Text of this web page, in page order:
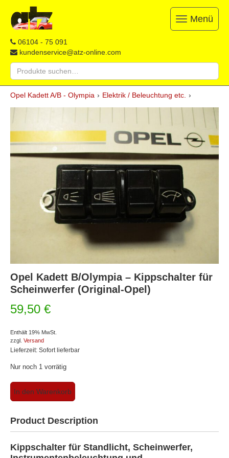
ATZ
Opel-
Ersatzteile
Restauration,
Reparatur
&
Ersatzteile
&
Onlineshop
06104 - 75 091
kundenservice@atz-online.com
Suche
nach:
Toggle
navigation
Menü
Skip
Opel Kadett A/B - Olympia › Elektrik / Beleuchtung etc. ›
Opel Kadett B/Olympia – Kippschalter für
Scheinwerfer (Original-Opel)
59,50 €
Enthält 19% MwSt.
zzgl. Versand
Lieferzeit: Sofort lieferbar
Nur noch 1 vorrätig
Opel
Kadett
-
Scheinwerfer
In den Warenkorb
Product Description
Kippschalter für Standlicht, Scheinwerfer,